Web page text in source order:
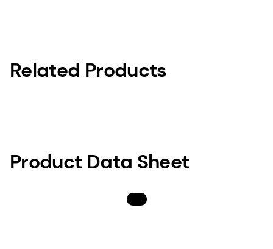
Related Products
Product Data Sheet